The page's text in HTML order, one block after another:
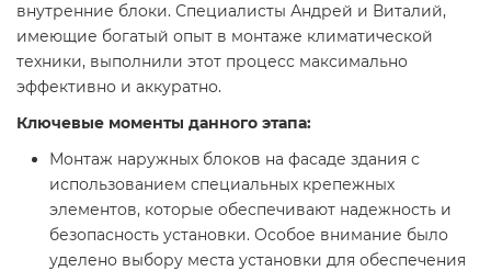
внутренние блоки. Специалисты Андрей и Виталий,
имеющие богатый опыт в монтаже климатической
техники, выполнили этот процесс максимально
эффективно и аккуратно.
Ключевые моменты данного этапа:
Монтаж наружных блоков на фасаде здания с
использованием специальных крепежных
элементов, которые обеспечивают надежность и
безопасность установки. Особое внимание было
уделено выбору места установки для обеспечения